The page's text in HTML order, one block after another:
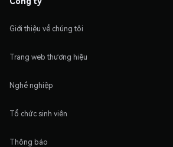
Giới thiệu về chúng tôi
Trang web thương hiệu
Nghề nghiệp
Tổ chức sinh viên
Thông báo